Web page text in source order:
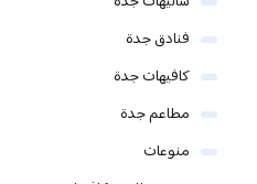
فنادق جدة
كافيهات جدة
مطاعم جدة
منوعات